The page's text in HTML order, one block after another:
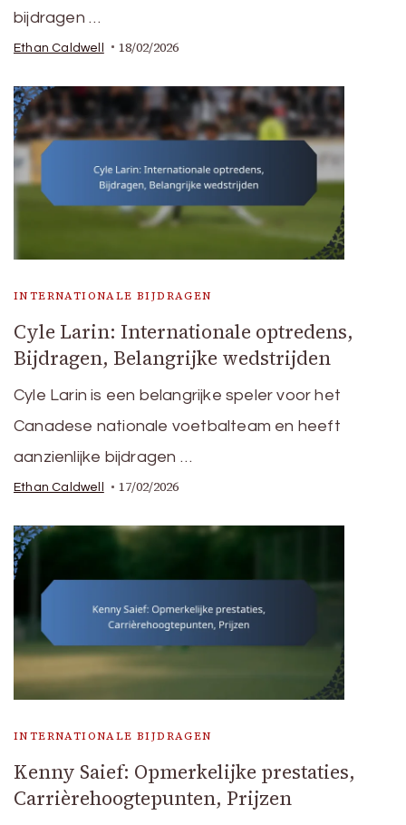
bijdragen …
Ethan Caldwell 18/02/2026
INTERNATIONALE BIJDRAGEN
Cyle Larin: Internationale optredens,
Bijdragen, Belangrijke wedstrijden
Cyle Larin is een belangrijke speler voor het
Canadese nationale voetbalteam en heeft
aanzienlijke bijdragen …
Ethan Caldwell 17/02/2026
INTERNATIONALE BIJDRAGEN
Kenny Saief: Opmerkelijke prestaties,
Carrièrehoogtepunten, Prijzen